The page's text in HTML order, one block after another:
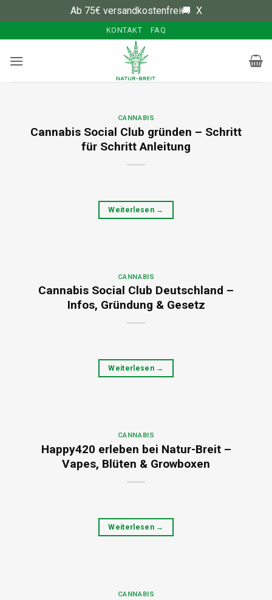
Ab 75€ versandkostenfrei🚚 X
Inhalt
springen
KONTAKT FAQ
CANNABIS
Cannabis Social Club gründen – Schritt
für Schritt Anleitung
Weiterlesen →
CANNABIS
Cannabis Social Club Deutschland –
Infos, Gründung & Gesetz
Weiterlesen →
CANNABIS
Happy420 erleben bei Natur-Breit –
Vapes, Blüten & Growboxen
Weiterlesen →
CANNABIS